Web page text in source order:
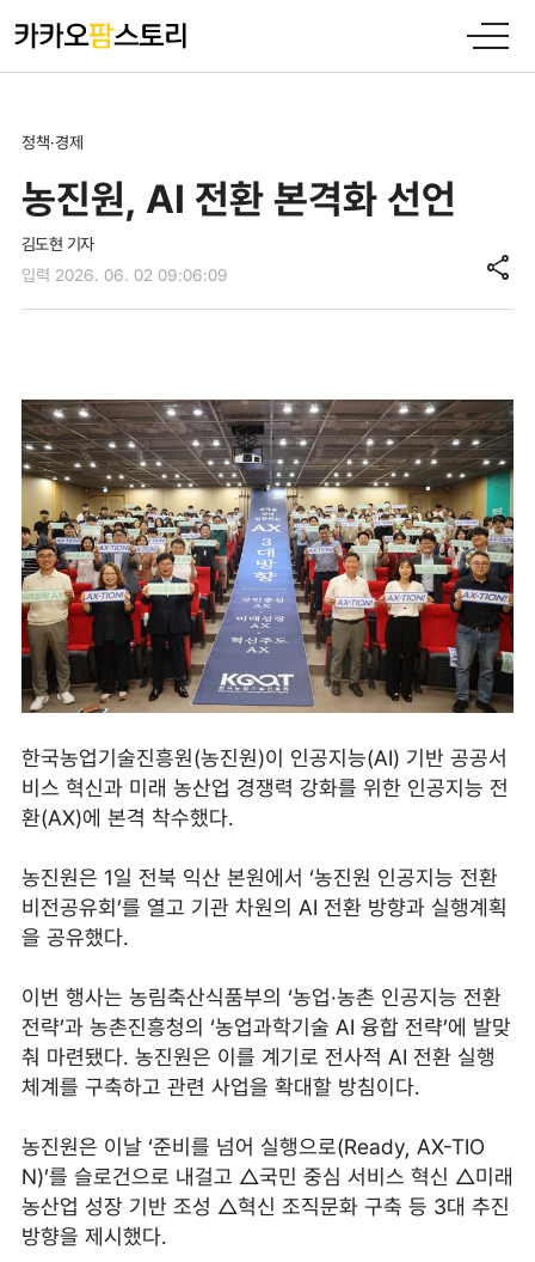
정책·경제
농진원, AI 전환 본격화 선언
김도현 기자
입력 2026. 06. 02 09:06:09
share
한국농업기술진흥원(농진원)이 인공지능(AI) 기반 공공서
비스 혁신과 미래 농산업 경쟁력 강화를 위한 인공지능 전
환(AX)에 본격 착수했다.
농진원은 1일 전북 익산 본원에서 ‘농진원 인공지능 전환
비전공유회’를 열고 기관 차원의 AI 전환 방향과 실행계획
을 공유했다.
이번 행사는 농림축산식품부의 ‘농업·농촌 인공지능 전환
전략’과 농촌진흥청의 ‘농업과학기술 AI 융합 전략’에 발맞
춰 마련됐다. 농진원은 이를 계기로 전사적 AI 전환 실행
체계를 구축하고 관련 사업을 확대할 방침이다.
농진원은 이날 ‘준비를 넘어 실행으로(Ready, AX-TIO
N)’를 슬로건으로 내걸고 △국민 중심 서비스 혁신 △미래
농산업 성장 기반 조성 △혁신 조직문화 구축 등 3대 추진
방향을 제시했다.